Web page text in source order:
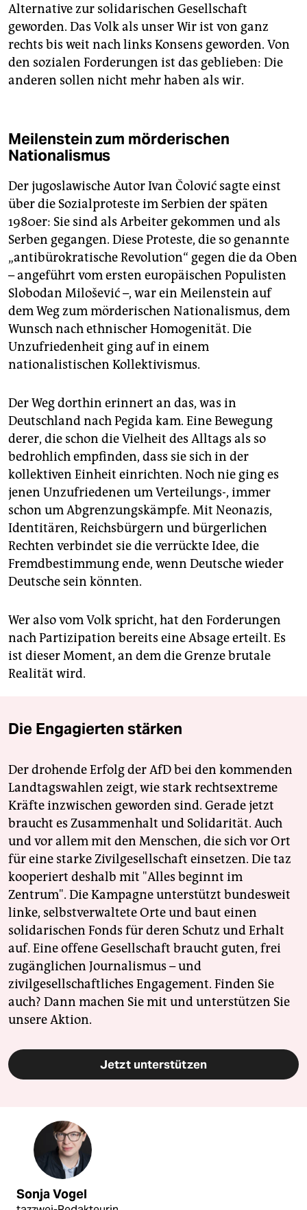
Alternative zur solidarischen Gesellschaft
geworden. Das Volk als unser Wir ist von ganz
rechts bis weit nach links Konsens geworden. Von
den sozialen Forderungen ist das geblieben: Die
anderen sollen nicht mehr haben als wir.
Meilenstein zum mörderischen
Nationalismus
Der jugoslawische Autor Ivan Čolović sagte einst
über die Sozialproteste im Serbien der späten
1980er: Sie sind als Arbeiter gekommen und als
Serben gegangen. Diese Proteste, die so genannte
„antibürokratische Revolution“ gegen die da Oben
– angeführt vom ersten europäischen Populisten
Slobodan Milošević –, war ein Meilenstein auf
dem Weg zum mörderischen Nationalismus, dem
Wunsch nach ethnischer Homogenität. Die
Unzufriedenheit ging auf in einem
nationalistischen Kollektivismus.
Der Weg dorthin erinnert an das, was in
Deutschland nach Pegida kam. Eine Bewegung
derer, die schon die Vielheit des Alltags als so
bedrohlich empfinden, dass sie sich in der
kollektiven Einheit einrichten. Noch nie ging es
jenen Unzufriedenen um Verteilungs-, immer
schon um Abgrenzungskämpfe. Mit Neonazis,
Identitären, Reichsbürgern und bürgerlichen
Rechten verbindet sie die verrückte Idee, die
Fremdbestimmung ende, wenn Deutsche wieder
Deutsche sein könnten.
Wer also vom Volk spricht, hat den Forderungen
nach Partizipation bereits eine Absage erteilt. Es
ist dieser Moment, an dem die Grenze brutale
Realität wird.
Die Engagierten stärken
Der drohende Erfolg der AfD bei den kommenden
Landtagswahlen zeigt, wie stark rechtsextreme
Kräfte inzwischen geworden sind. Gerade jetzt
braucht es Zusammenhalt und Solidarität. Auch
und vor allem mit den Menschen, die sich vor Ort
für eine starke Zivilgesellschaft einsetzen. Die taz
kooperiert deshalb mit "Alles beginnt im
Zentrum". Die Kampagne unterstützt bundesweit
linke, selbstverwaltete Orte und baut einen
solidarischen Fonds für deren Schutz und Erhalt
auf. Eine offene Gesellschaft braucht guten, frei
zugänglichen Journalismus – und
zivilgesellschaftliches Engagement. Finden Sie
auch? Dann machen Sie mit und unterstützen Sie
unsere Aktion.
Jetzt unterstützen
Sonja Vogel